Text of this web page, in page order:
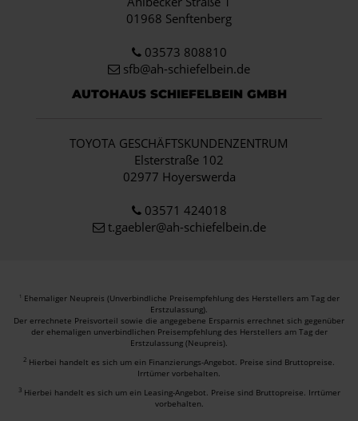
01968 Senftenberg
03573 808810
sfb@ah-schiefelbein.de
AUTOHAUS SCHIEFELBEIN GMBH
TOYOTA GESCHÄFTSKUNDENZENTRUM
Elsterstraße 102
02977 Hoyerswerda
03571 424018
t.gaebler@ah-schiefelbein.de
1 Ehemaliger Neupreis (Unverbindliche Preisempfehlung des Herstellers am Tag der
Erstzulassung).
Der errechnete Preisvorteil sowie die angegebene Ersparnis errechnet sich gegenüber
der ehemaligen unverbindlichen Preisempfehlung des Herstellers am Tag der
Erstzulassung (Neupreis).
2 Hierbei handelt es sich um ein Finanzierungs-Angebot. Preise sind Bruttopreise.
Irrtümer vorbehalten.
3 Hierbei handelt es sich um ein Leasing-Angebot. Preise sind Bruttopreise. Irrtümer
vorbehalten.